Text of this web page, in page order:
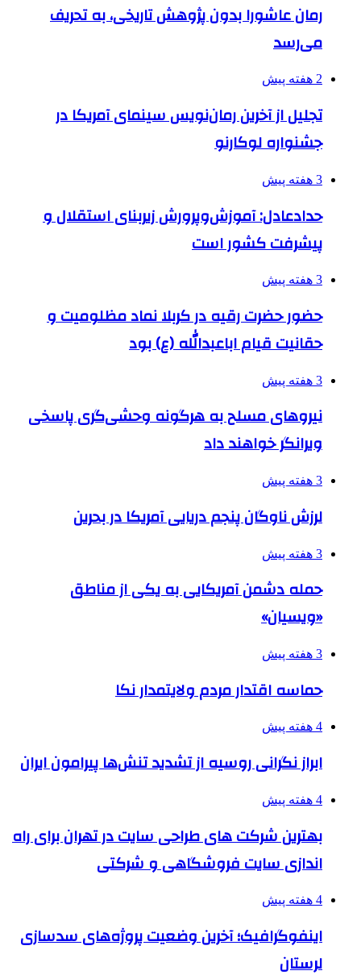
رمان عاشورا بدون پژوهش تاریخی، به تحریف
می‌رسد
2 هفته پیش
تجلیل از آخرین رمان‌نویس سینمای آمریکا در
جشنواره لوکارنو
3 هفته پیش
حدادعادل: آموزش‌وپرورش زیربنای استقلال و
پیشرفت کشور است
3 هفته پیش
حضور حضرت رقیه در کربلا نماد مظلومیت و
حقانیت قیام اباعبدالله (ع) بود
3 هفته پیش
نیروهای مسلح به هرگونه وحشی‌گری پاسخی
ویرانگر خواهند داد
3 هفته پیش
لرزش ناوگان پنجم دریایی آمریکا در بحرین
3 هفته پیش
حمله دشمن آمریکایی به یکی از مناطق
«ویسیان»
3 هفته پیش
حماسه اقتدار مردم ولایتمدار نکا
4 هفته پیش
ابراز نگرانی روسیه از تشدید تنش‌ها پیرامون ایران
4 هفته پیش
بهترین شرکت های طراحی سایت در تهران برای راه
اندازی سایت فروشگاهی و شرکتی
4 هفته پیش
اینفوگرافیک؛ آخرین وضعیت پروژه‌های سدسازی
لرستان